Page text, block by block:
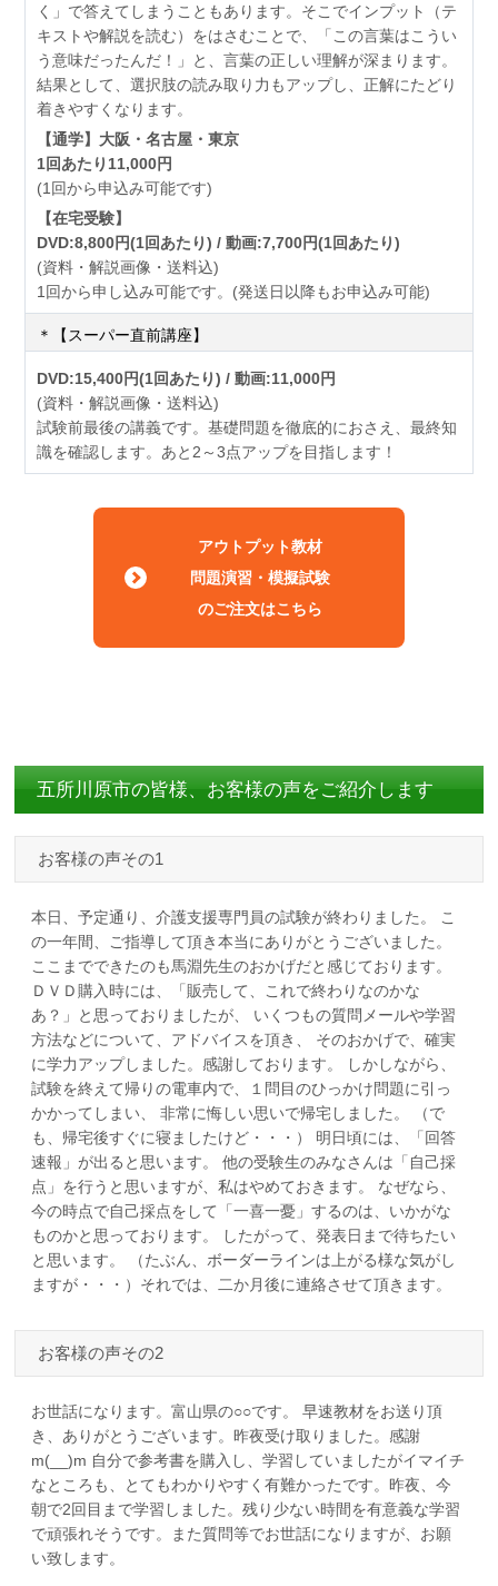
く」で答えてしまうこともあります。そこでインプット（テ
キストや解説を読む）をはさむことで、「この言葉はこうい
う意味だったんだ！」と、言葉の正しい理解が深まります。
結果として、選択肢の読み取り力もアップし、正解にたどり
着きやすくなります。
【通学】大阪・名古屋・東京
1回あたり11,000円
(1回から申込み可能です)
【在宅受験】
DVD:8,800円(1回あたり) / 動画:7,700円(1回あたり)
(資料・解説画像・送料込)
1回から申し込み可能です。(発送日以降もお申込み可能)
＊【スーパー直前講座】
DVD:15,400円(1回あたり) / 動画:11,000円
(資料・解説画像・送料込)
試験前最後の講義です。基礎問題を徹底的におさえ、最終知
識を確認します。あと2～3点アップを目指します！
アウトプット教材
問題演習・模擬試験
のご注文はこちら
五所川原市の皆様、お客様の声をご紹介します
お客様の声その1
本日、予定通り、介護支援専門員の試験が終わりました。 こ
の一年間、ご指導して頂き本当にありがとうございました。
ここまでできたのも馬淵先生のおかげだと感じております。
ＤＶＤ購入時には、「販売して、これで終わりなのかな
あ？」と思っておりましたが、 いくつもの質問メールや学習
方法などについて、アドバイスを頂き、 そのおかげで、確実
に学力アップしました。感謝しております。 しかしながら、
試験を終えて帰りの電車内で、１問目のひっかけ問題に引っ
かかってしまい、 非常に悔しい思いで帰宅しました。 （で
も、帰宅後すぐに寝ましたけど・・・） 明日頃には、「回答
速報」が出ると思います。 他の受験生のみなさんは「自己採
点」を行うと思いますが、私はやめておきます。 なぜなら、
今の時点で自己採点をして「一喜一憂」するのは、いかがな
ものかと思っております。 したがって、発表日まで待ちたい
と思います。 （たぶん、ボーダーラインは上がる様な気がし
ますが・・・）それでは、二か月後に連絡させて頂きます。
お客様の声その2
お世話になります。富山県の○○です。 早速教材をお送り頂
き、ありがとうございます。昨夜受け取りました。感謝
m(__)m 自分で参考書を購入し、学習していましたがイマイチ
なところも、とてもわかりやすく有難かったです。昨夜、今
朝で2回目まで学習しました。残り少ない時間を有意義な学習
で頑張れそうです。また質問等でお世話になりますが、お願
い致します。